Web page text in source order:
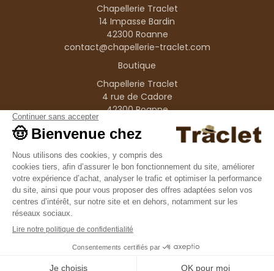
Chapellerie Traclet
14 Impasse Bardin
42300 Roanne
contact@chapellerie-traclet.com
Boutique
Chapellerie Traclet
4 rue de Cadore
42300 Roanne
Produits
Nos marques
Informations